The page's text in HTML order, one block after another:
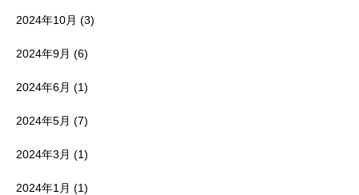
2024年10月 (3)
2024年9月 (6)
2024年6月 (1)
2024年5月 (7)
2024年3月 (1)
2024年1月 (1)